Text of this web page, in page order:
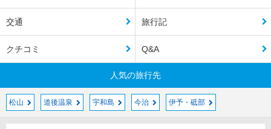
交通 旅行記
クチコミ Q&A
人気の旅行先
松山 道後温泉 宇和島 今治 伊予・砥部